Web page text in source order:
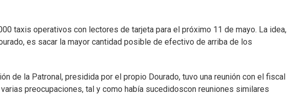
taxis operativos con lectores de tarjeta para el próximo 11 de mayo. La idea,
es sacar la mayor cantidad posible de efectivo de arriba de los
de la Patronal, presidida por el propio Dourado, tuvo una reunión con el fiscal
preocupaciones, tal y como había sucedidoscon reuniones similares